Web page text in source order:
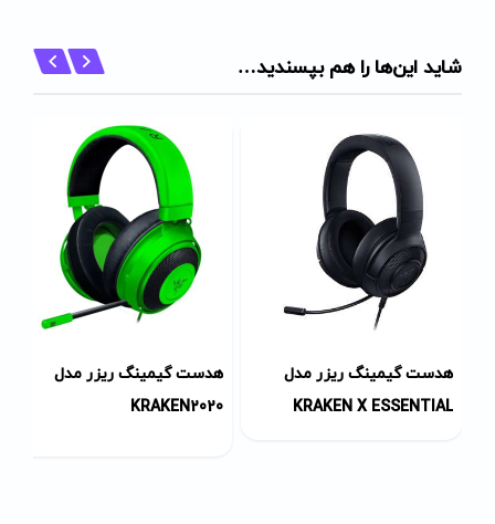
شاید این‌ها را هم بپسندید…
هدست گیمینگ ریزر مدل
KRAKEN X ESSENTIAL
هدست گیمینگ ریزر مدل
KRAKEN2020